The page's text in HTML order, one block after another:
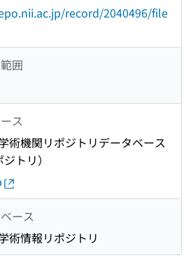
record/2040496/file
囲
ス
術機関リポジトリデータベース
トリ）
ース
術情報リポジトリ